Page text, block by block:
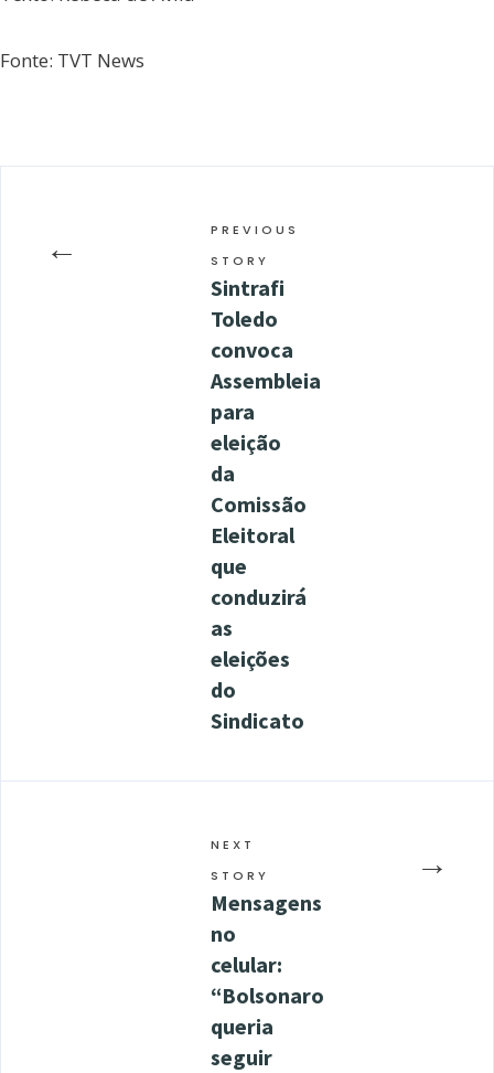
Fonte: TVT News
←
PREVIOUS
STORY
Sintrafi
Toledo
convoca
Assembleia
para
eleição
da
Comissão
Eleitoral
que
conduzirá
as
eleições
do
Sindicato
→
NEXT
STORY
Mensagens
no
celular:
“Bolsonaro
queria
seguir